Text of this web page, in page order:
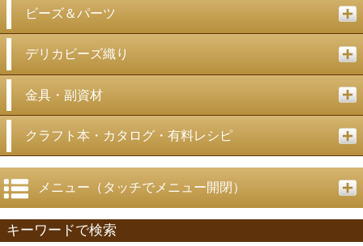
ビーズ＆パーツ
デリカビーズ織り
金具・副資材
クラフト本・カタログ・有料レシピ
メニュー（タッチでメニュー開閉）
キーワードで検索